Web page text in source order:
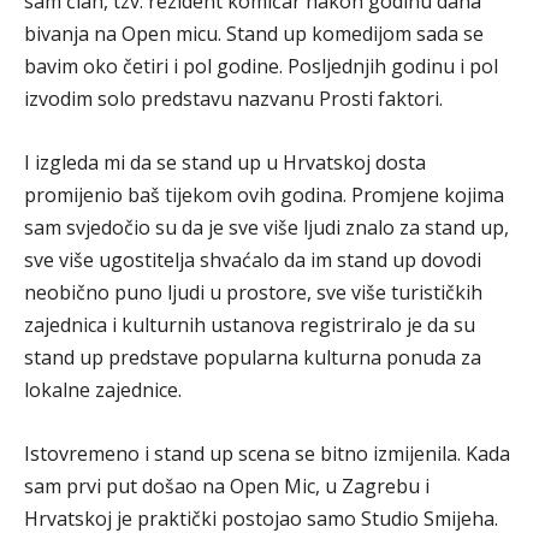
bivanja na Open micu. Stand up komedijom sada se
bavim oko četiri i pol godine. Posljednjih godinu i pol
izvodim solo predstavu nazvanu Prosti faktori.
I izgleda mi da se stand up u Hrvatskoj dosta
promijenio baš tijekom ovih godina. Promjene kojima
sam svjedočio su da je sve više ljudi znalo za stand up,
sve više ugostitelja shvaćalo da im stand up dovodi
neobično puno ljudi u prostore, sve više turističkih
zajednica i kulturnih ustanova registriralo je da su
stand up predstave popularna kulturna ponuda za
lokalne zajednice.
Istovremeno i stand up scena se bitno izmijenila. Kada
sam prvi put došao na Open Mic, u Zagrebu i
Hrvatskoj je praktički postojao samo Studio Smijeha.